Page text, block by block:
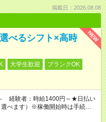
掲載日：2026.08.08
NEW
べるシフト×高時
大学生歓迎
ブランクOK
経験者：時給1400円～★日払い
べます）※稼働開始時は手続き完